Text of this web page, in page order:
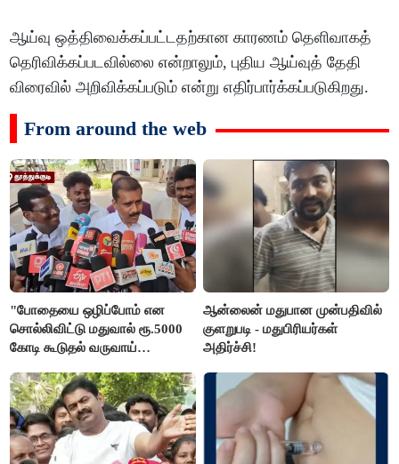
ஆய்வு ஒத்திவைக்கப்பட்டதற்கான காரணம் தெளிவாகத்
தெரிவிக்கப்படவில்லை என்றாலும், புதிய ஆய்வுத் தேதி
விரைவில் அறிவிக்கப்படும் என்று எதிர்பார்க்கப்படுகிறது.
From around the web
"போதையை ஒழிப்போம் என
சொல்லிவிட்டு மதுவால் ரூ.5000
கோடி கூடுதல் வருவாய்
மார்க்கண்டேயன்
ஆன்லைன் மதுபான முன்பதிவில்
குளறுபடி - மதுபிரியர்கள்
அதிர்ச்சி!